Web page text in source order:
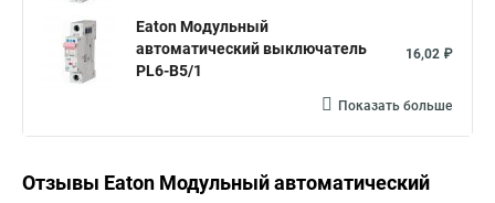
Eaton Модульный
автоматический выключатель
PL6-B5/1
16,02 ₽
Показать больше
Отзывы Eaton Модульный автоматический